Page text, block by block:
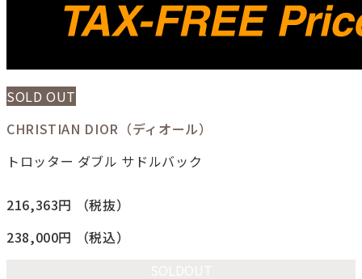
SOLD OUT
CHRISTIAN DIOR（ディオール）
トロッター ダブル サドルバック
216,363円
（税抜）
238,000円
（税込）